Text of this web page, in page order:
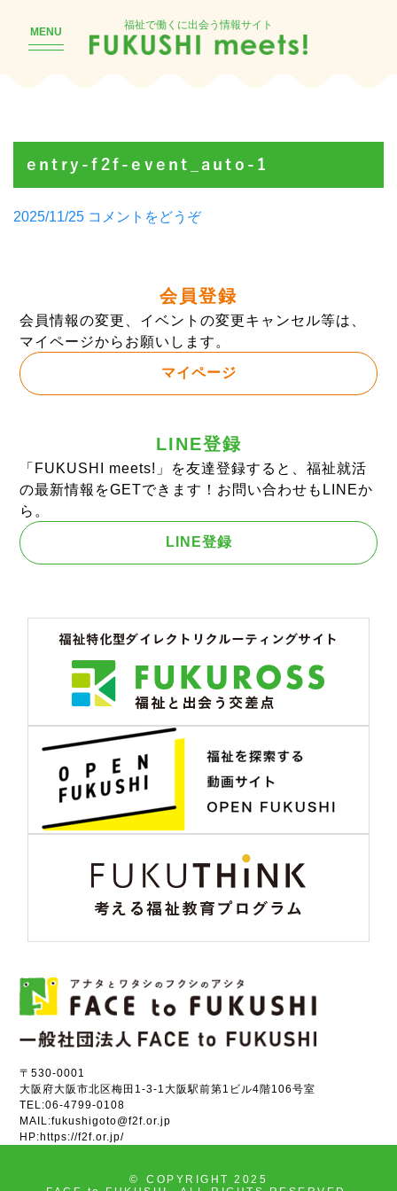
MENU
福祉で働くに出会う情報サイト
entry-f2f-event_auto-1
Posted
2025/11/25 コメントをどうぞ(entry-
会員登録
会員情報の変更、イベントの変更キャンセル等は、
マイページからお願いします。
マイページ
LINE登録
「FUKUSHI meets!」を友達登録すると、福祉就活
の最新情報をGETできます！お問い合わせもLINEか
ら。
LINE登録
〒530-0001
大阪府大阪市北区梅田1-3-1大阪駅前第1ビル4階106号室
TEL:06-4799-0108
MAIL:fukushigoto@f2f.or.jp
HP:https://f2f.or.jp/
©
COPYRIGHT 2025